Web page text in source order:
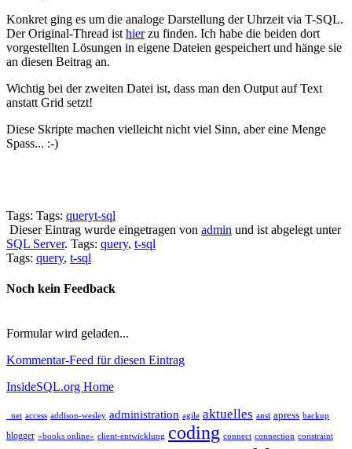
Konkret ging es um die analoge Darstellung der Uhrzeit via T-SQL.
Der Original-Thread ist hierzu finden. Ich habe die beiden dort
vorgestellten Lösungen in eigene Dateien gespeichert und hänge sie
an diesen Beitrag an.
Wichtig bei der zweiten Datei ist, dass man den Output auf Text
anstatt Grid setzt!
Diese Skripte machen vielleicht nicht viel Sinn, aber eine Menge
Spass... :-)
Tags: Tags: queryt-sql
Dieser Eintrag wurde eingetragen von admin und ist abgelegt unter
SQL Server. Tags: query, t-sql
Tags: query, t-sql
Noch kein Feedback
Formular wird geladen...
Kommentar-Feed für diesen Eintrag
InsideSQL.org Home
_net access addison-wesley administration agile aktuelles ansi apress backup
blogger «books online» client-entwicklung coding connect connection constraint